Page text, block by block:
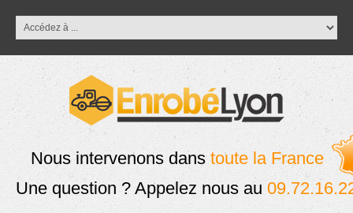
Nous intervenons dans toute la France
Une question ? Appelez nous au